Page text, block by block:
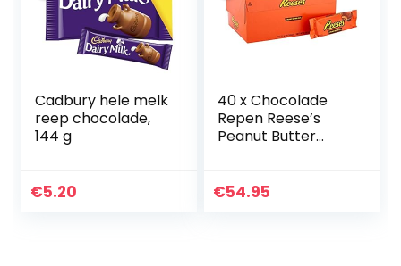
Cadbury hele melk
reep chocolade,
144 g
€5.20
40 x Chocolade
Repen Reese’s
Peanut Butter
€54.95